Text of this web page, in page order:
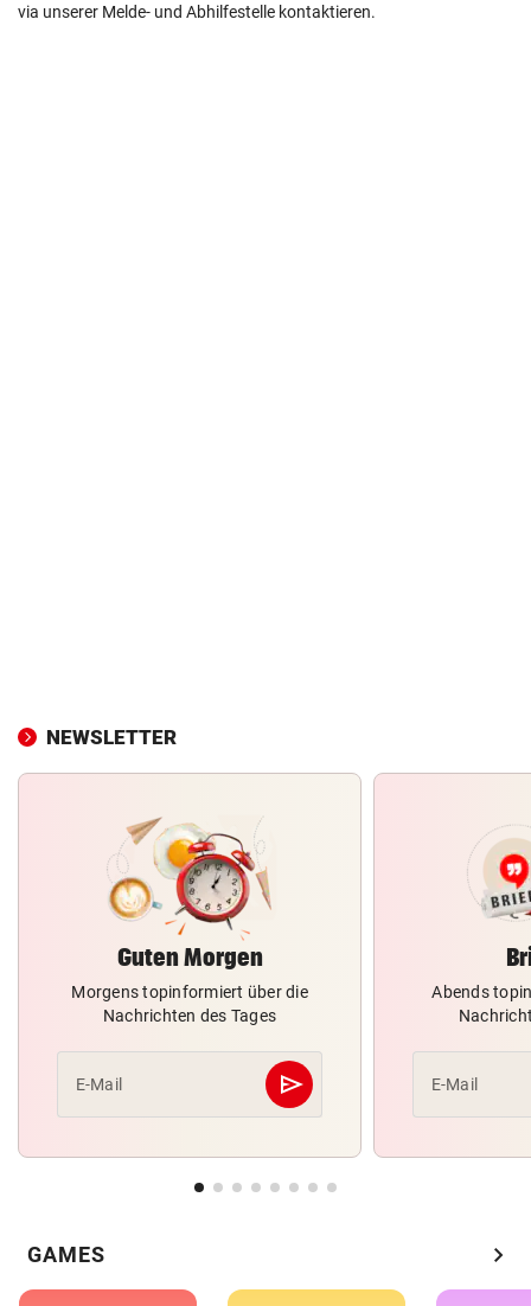
via unserer Melde- und Abhilfestelle kontaktieren.
NEWSLETTER
Guten Morgen
Morgens topinformiert über die
Nachrichten des Tages
E-Mail send
Abschicken
Abends
E-Mail
GAMES chevron_right